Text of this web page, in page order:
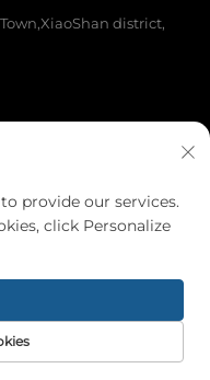
district,
Materials Co., Ltd. Ang
provide our services.
click Personalize